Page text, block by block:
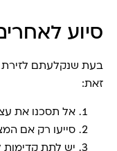
סיוע
בעת שנקלעתם לזירת
זאת:
אל תסכנו את
סייעו רק אם
יש לתת קדימות